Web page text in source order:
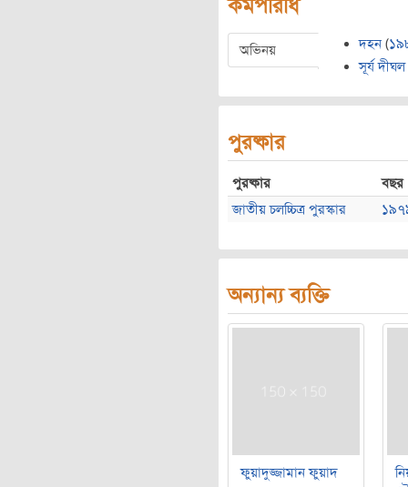
কর্মপরিধি
অভিনয় দহন (
সূর্য দীঘল
পুরষ্কার
পুরষ্কার
বছর
জাতীয় চলচ্চিত্র পুরস্কার
অন্যান্য ব্যক্তি
ফুয়াদুজ্জামান ফুয়াদ